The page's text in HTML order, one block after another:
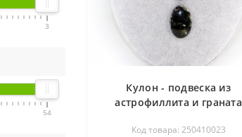
3
54
Кулон - подвеска из
астрофиллита и граната
Код товара: 250410023